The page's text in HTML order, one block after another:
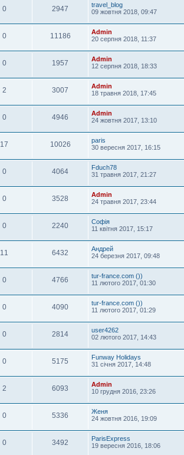
0 2947
travel_blog
09 жовтня 2018, 09:47
0 11186
Admin
20 серпня 2018, 11:37
0 1957
Admin
12 серпня 2018, 18:33
2 3007
Admin
18 травня 2018, 17:45
0 4946
Admin
24 жовтня 2017, 13:10
17 10026
paris
30 вересня 2017, 16:15
0 4064
Fduch78
31 травня 2017, 21:27
0 3528
Admin
24 травня 2017, 23:44
0 2240
Софія
11 квітня 2017, 15:17
11 6432
Андрей
24 березня 2017, 09:48
0 4766
tur-france.com ())
11 лютого 2017, 01:30
0 4090
tur-france.com ())
11 лютого 2017, 01:29
0 2814
user4262
02 лютого 2017, 14:43
0 5175
Funway Holidays
31 січня 2017, 14:48
2 6093
Admin
10 грудня 2016, 23:26
0 5336
Женя
24 жовтня 2016, 19:09
0 3492
ParisExpress
19 вересня 2016, 18:06